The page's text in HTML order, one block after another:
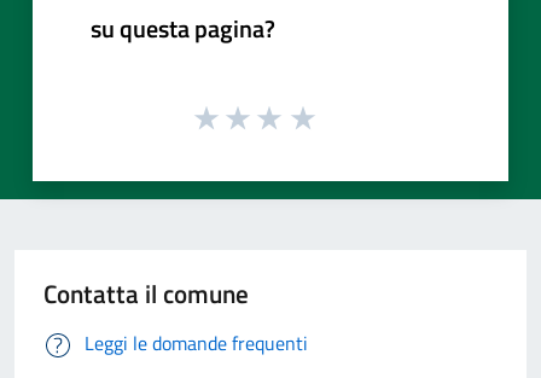
su questa pagina?
Contatta il comune
Leggi le domande frequenti